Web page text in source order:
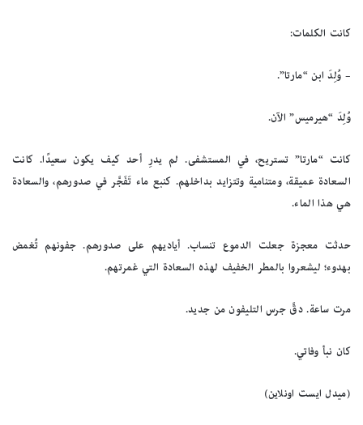
كانت الكلمات:
– وُلِدَ ابن “مارتا”.
وُلِدَ “هيرميس” الآن.
كانت “مارتا” تستريح، في المستشفى. لم يدرِ أحد كيف يكون سعيدًا. كانت
السعادة عميقة، ومتنامية وتتزايد بداخلهم. كنبع ماء تَفَجَّر في صدورهم، والسعادة
هي هذا الماء.
حدثت معجزة جعلت الدموع تنساب. أياديهم على صدورهم. جفونهم تُغمض
بهدوء؛ ليشعروا بالمطر الخفيف لهذه السعادة التي غمرتهم.
مرت ساعة. دقَّ جرس التليفون من جديد.
كان نبأ وفاتي.
(ميدل ايست اونلاين)